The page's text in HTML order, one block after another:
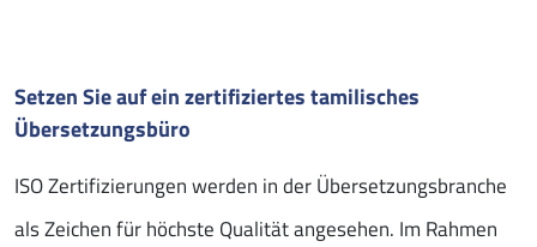
Setzen Sie auf ein zertifiziertes tamilisches
Übersetzungsbüro
ISO Zertifizierungen werden in der Übersetzungsbranche
als Zeichen für höchste Qualität angesehen. Im Rahmen